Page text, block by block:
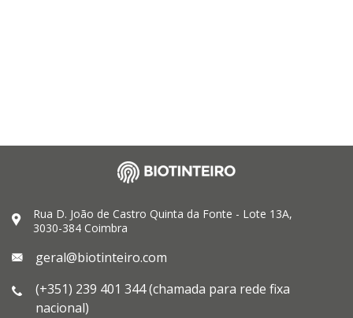
Rua D. João de Castro Quinta da Fonte - Lote 13A,
3030-384 Coimbra
geral@biotinteiro.com
(+351) 239 401 344 (chamada para rede fixa
nacional)